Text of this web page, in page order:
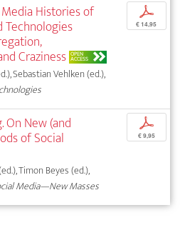
Histories of
Craziness OPEN
ACCESS
Sebastian Vehlken (ed.),
p
€ 14,95
On New (and
of Social
Timon Beyes (ed.),
Media—New Masses
p
€ 9,95